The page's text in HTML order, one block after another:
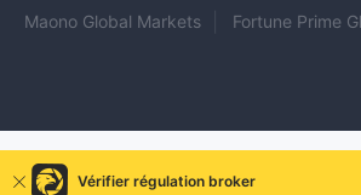
Maono Global Markets
Fortune Prime
Opti Trade
FXDD AFAQ TRADE
Tradeinfy Markets
Primetrendmarket
Vérifier régulation broker